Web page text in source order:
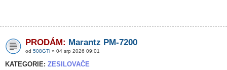
PRODÁM: Marantz PM-7200
od 508GTi » 04 srp 2026 09:01
KATEGORIE: ZESILOVAČE